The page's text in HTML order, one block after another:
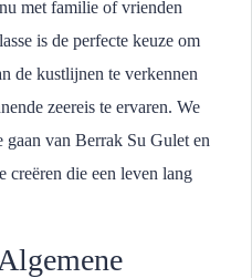
met familie of vrienden
is de perfecte keuze om
de kustlijnen te verkennen
zeereis te ervaren. We
van Berrak Su Gulet en
creëren die een leven lang